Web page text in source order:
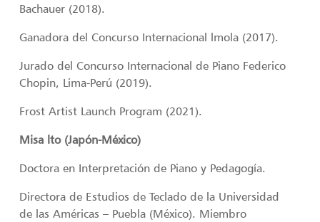
Bachauer (2018).
Ganadora del Concurso Internacional lmola (2017).
Jurado del Concurso Internacional de Piano Federico
Chopin, Lima-Perú (2019).
Frost Artist Launch Program (2021).
Misa lto (Japón-México)
Doctora en Interpretación de Piano y Pedagogía.
Directora de Estudios de Teclado de la Universidad
de las Américas – Puebla (México). Miembro